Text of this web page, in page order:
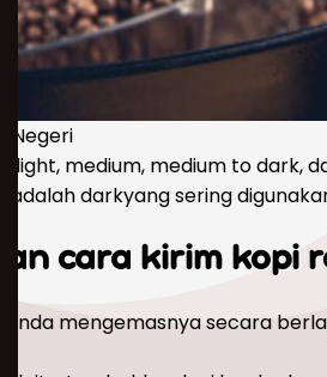
Negeri
medium, medium to
darkyang sering
cara kirim kopi
mengemasnya secara